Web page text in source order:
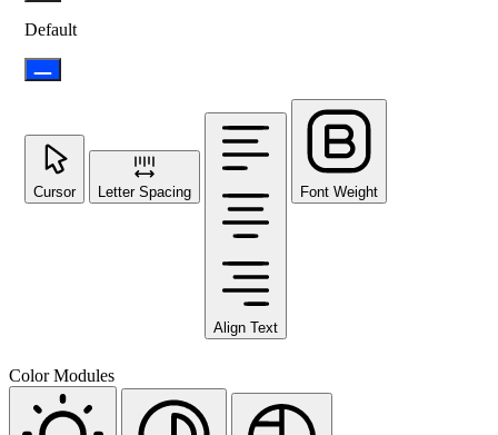
Default
Cursor Letter Spacing
Align Text
Font Weight
Color Modules